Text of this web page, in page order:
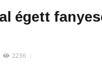
égett
2236